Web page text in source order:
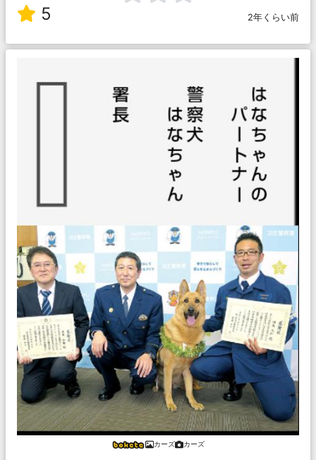
5 2年くらい前
カーズ カーズ